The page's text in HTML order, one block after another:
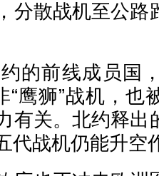
分散战机至公路
的前线成员国
“鹰狮”战机，也
有关。北约释出
代战机仍能升空